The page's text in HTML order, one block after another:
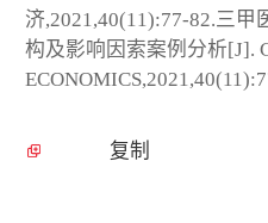
济,2021,40(11):77-82.三
构及影响因索案例分析[J].
复制